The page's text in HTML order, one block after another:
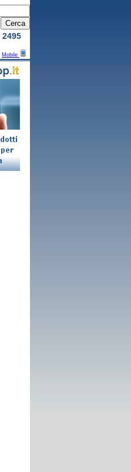
Mobile
2495